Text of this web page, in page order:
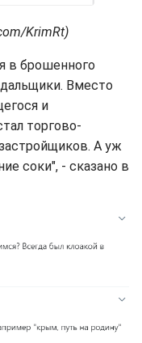
KrimRt)
в брошенного
Вместо
и
торгово-
А уж
соки", - сказано в